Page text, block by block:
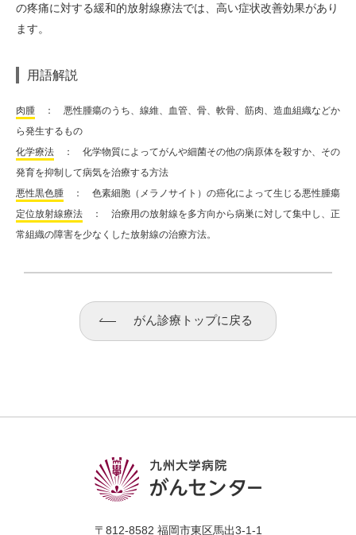
の疼痛に対する緩和的放射線療法では、高い症状改善効果があり
ます。
用語解説
肉腫 ： 悪性腫瘍のうち、線維、血管、骨、軟骨、筋肉、造血組織などか
ら発生するもの
化学療法 ： 化学物質によってがんや細菌その他の病原体を殺すか、その
発育を抑制して病気を治療する方法
悪性黒色腫 ： 色素細胞（メラノサイト）の癌化によって生じる悪性腫瘍
定位放射線療法 ： 治療用の放射線を多方向から病巣に対して集中し、正
常組織の障害を少なくした放射線の治療方法。
がん診療トップに戻る
〒812-8582 福岡市東区馬出3-1-1